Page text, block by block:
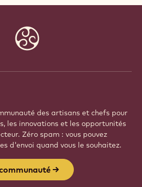
des artisans et chefs pour
les innovations et les opportunités
Zéro spam : vous pouvez
d'envoi quand vous le souhaitez.